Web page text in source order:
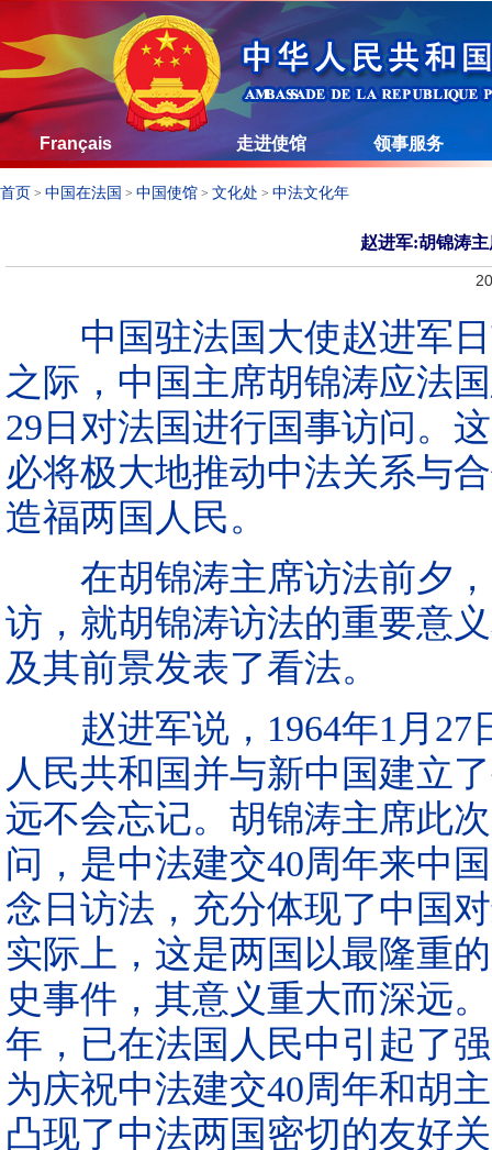
Français 走进使馆 领事服务
首页 > 中国在法国 > 中国使馆 > 文化处 > 中法文化年
赵进军:胡锦涛
中国驻法国大使赵进军日
之际，中国主席胡锦涛应法
29日对法国进行国事访问。
必将极大地推动中法关系与
造福两国人民。
在胡锦涛主席访法前夕，
访，就胡锦涛访法的重要意
及其前景发表了看法。
赵进军说，1964年1月27
人民共和国并与新中国建立
远不会忘记。胡锦涛主席此
问，是中法建交40周年来中
念日访法，充分体现了中国
实际上，这是两国以最隆重
史事件，其意义重大而深远
年，已在法国人民中引起了
为庆祝中法建交40周年和胡
凸现了中法两国密切的友好